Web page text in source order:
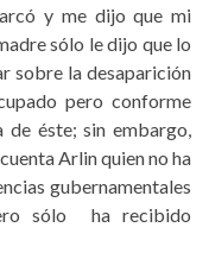
y me dijo que mi
sólo le dijo que lo
sobre la desaparición
pero conforme
de éste; sin embargo,
Arlin quien no ha
gubernamentales
sólo ha recibido